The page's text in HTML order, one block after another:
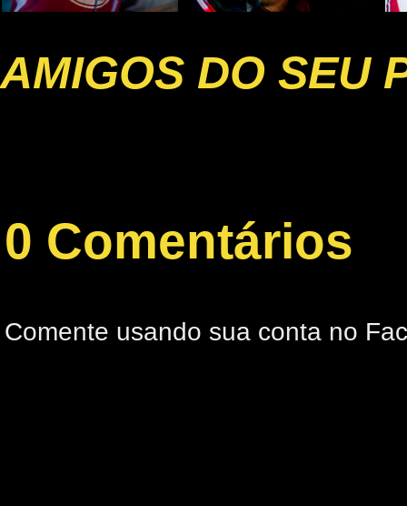
AMIGOS DO SEU
0 Comentários
Comente usando sua conta no